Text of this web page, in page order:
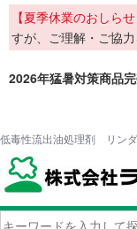
【夏季休業のおしらせ
すが、ご理解・ご協力
2026年猛暑対策商品
低毒性流出油処理剤 リン